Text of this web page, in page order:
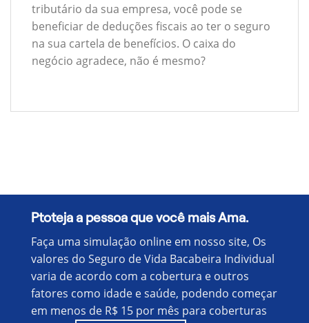
tributário da sua empresa, você pode se
beneficiar de deduções fiscais ao ter o seguro
na sua cartela de benefícios. O caixa do
negócio agradece, não é mesmo?
Ptoteja a pessoa que você mais Ama.
Faça uma simulação online em nosso site, Os
valores do Seguro de Vida Bacabeira Individual
varia de acordo com a cobertura e outros
fatores como idade e saúde, podendo começar
em menos de R$ 15 por mês para coberturas